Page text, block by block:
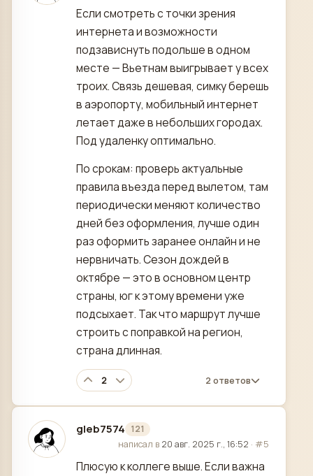
Если смотреть с точки зрения
интернета и возможности
подзависнуть подольше в одном
месте — Вьетнам выигрывает у всех
троих. Связь дешевая, симку берешь
в аэропорту, мобильный интернет
летает даже в небольших городах.
Под удаленку оптимально.
По срокам: проверь актуальные
правила въезда перед вылетом, там
периодически меняют количество
дней без оформления, лучше один
раз оформить заранее онлайн и не
нервничать. Сезон дождей в
октябре — это в основном центр
страны, юг к этому времени уже
подсыхает. Так что маршрут лучше
строить с поправкой на регион,
страна длинная.
2 2 ответов
gleb7574 121
отредактировано
написал в 20 авг. 2025 г., 16:52 · #5
Плюсую к коллеге выше. Если важна